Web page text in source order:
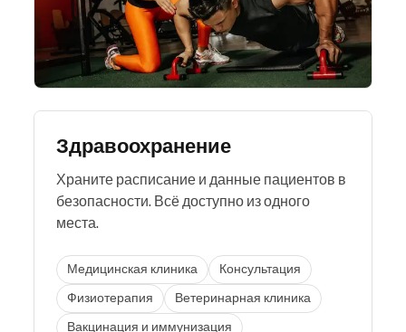
Здравоохранение
Храните расписание и данные пациентов в
безопасности. Всё доступно из одного
места.
Медицинская клиника
Консультация
Физиотерапия
Ветеринарная клиника
Вакцинация и иммунизация